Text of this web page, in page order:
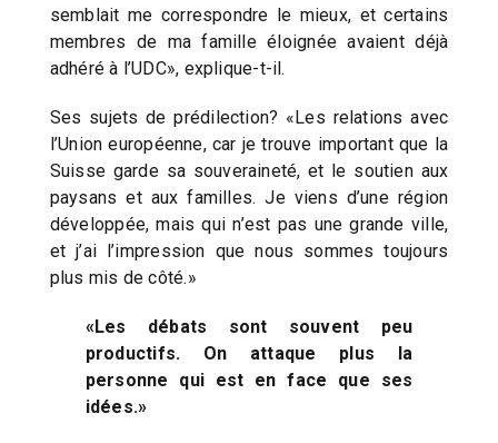
semblait me correspondre le mieux, et certains
membres de ma famille éloignée avaient déjà
adhéré à l’UDC», explique-t-il.
Ses sujets de prédilection? «Les relations avec
l’Union européenne, car je trouve important que la
Suisse garde sa souveraineté, et le soutien aux
paysans et aux familles. Je viens d’une région
développée, mais qui n’est pas une grande ville,
et j’ai l’impression que nous sommes toujours
plus mis de côté.»
«Les débats sont souvent peu
productifs. On attaque plus la
personne qui est en face que ses
idées.»